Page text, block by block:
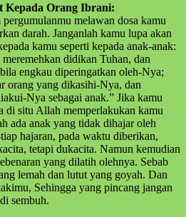
Kepada Orang Ibrani:
pergumulanmu melawan dosa kamu
darah. Janganlah kamu lupa akan
kamu seperti kepada anak-anak:
didikan Tuhan, dan
engkau diperingatkan oleh-Nya;
orang yang dikasihi-Nya, dan
Nya sebagai anak.” Jika kamu
di situ Allah memperlakukan kamu
ada anak yang tidak dihajar oleh
hajaran, pada waktu diberikan,
tetapi dukacita. Namun kemudian
yang dilatih olehnya. Sebab
lemah dan lutut yang goyah. Dan
Sehingga yang pincang jangan
sembuh.